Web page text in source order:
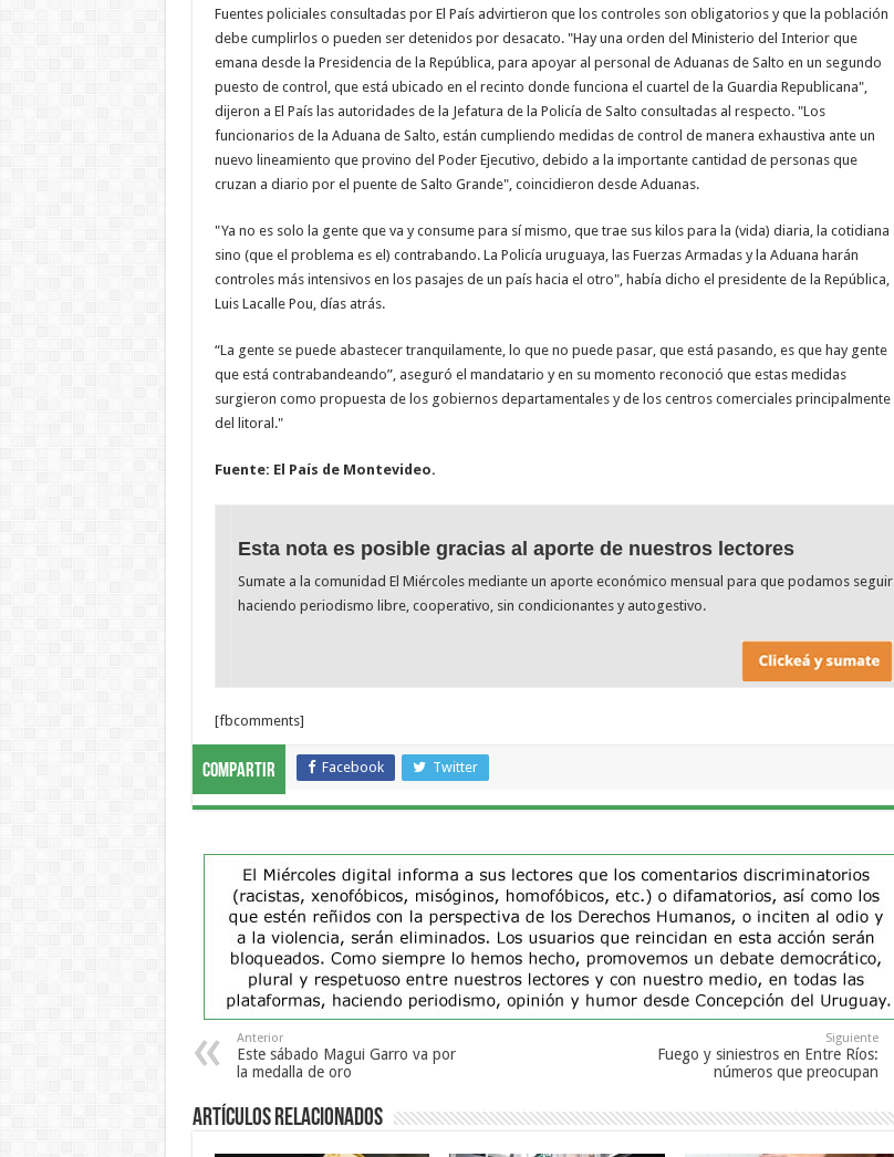
Fuentes policiales consultadas por El País advirtieron que los controles son obligatorios y que la población
debe cumplirlos o pueden ser detenidos por desacato. "Hay una orden del Ministerio del Interior que
emana desde la Presidencia de la República, para apoyar al personal de Aduanas de Salto en un segundo
puesto de control, que está ubicado en el recinto donde funciona el cuartel de la Guardia Republicana",
dijeron a El País las autoridades de la Jefatura de la Policía de Salto consultadas al respecto. "Los
funcionarios de la Aduana de Salto, están cumpliendo medidas de control de manera exhaustiva ante un
nuevo lineamiento que provino del Poder Ejecutivo, debido a la importante cantidad de personas que
cruzan a diario por el puente de Salto Grande", coincidieron desde Aduanas.
"Ya no es solo la gente que va y consume para sí mismo, que trae sus kilos para la (vida) diaria, la cotidiana
sino (que el problema es el) contrabando. La Policía uruguaya, las Fuerzas Armadas y la Aduana harán
controles más intensivos en los pasajes de un país hacia el otro", había dicho el presidente de la República,
Luis Lacalle Pou, días atrás.
“La gente se puede abastecer tranquilamente, lo que no puede pasar, que está pasando, es que hay gente
que está contrabandeando”, aseguró el mandatario y en su momento reconoció que estas medidas
surgieron como propuesta de los gobiernos departamentales y de los centros comerciales principalmente
del litoral."
Fuente: El País de Montevideo.
Esta nota es posible gracias al aporte de nuestros lectores
Sumate a la comunidad El Miércoles mediante un aporte económico mensual para que podamos seguir
haciendo periodismo libre, cooperativo, sin condicionantes y autogestivo.
[fbcomments]
Compartir Facebook Twitter
Anterior
Este sábado Magui Garro va por
la medalla de oro
Siguiente
Fuego y siniestros en Entre Ríos:
números que preocupan
Artículos Relacionados